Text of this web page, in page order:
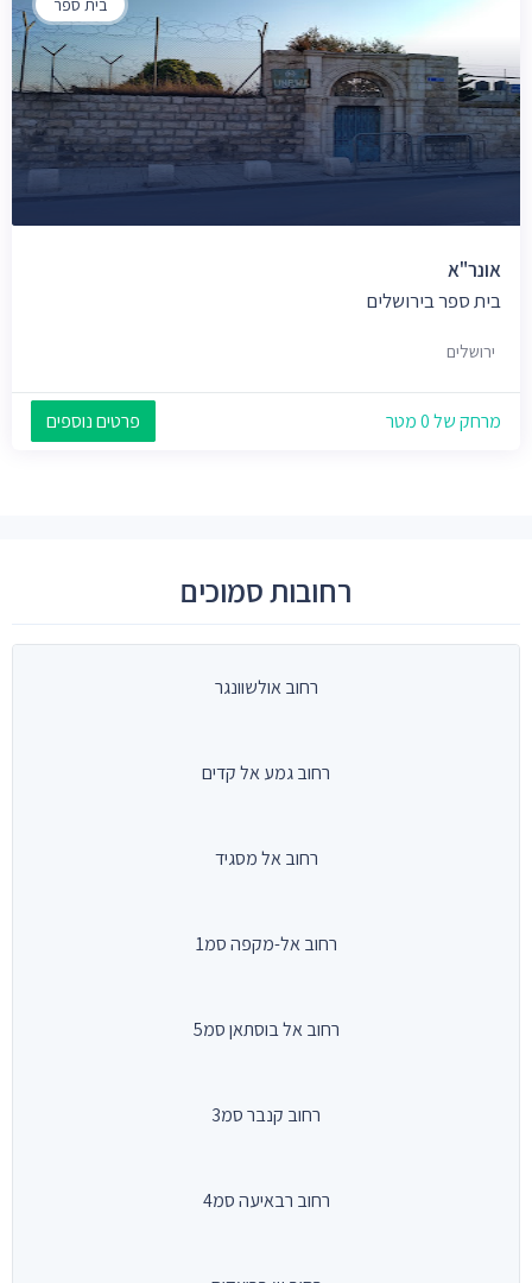
בית ספר
אונר"א
בית ספר בירושלים
ירושלים
מרחק של 0 מטר פרטים נוספים
רחובות סמוכים
רחוב אולשוונגר
רחוב גמע אל קדים
רחוב אל מסגיד
רחוב אל-מקפה סמ1
רחוב אל בוסתאן סמ5
רחוב קנבר סמ3
רחוב רבאיעה סמ4